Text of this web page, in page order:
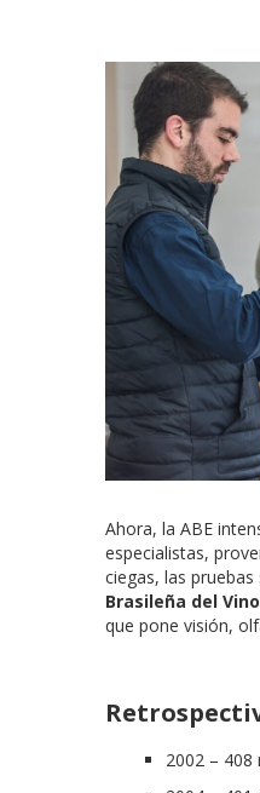
Ahora, la ABE
especialistas,
ciegas, las
Brasileña del Vino
que pone visión,
2002 – 408